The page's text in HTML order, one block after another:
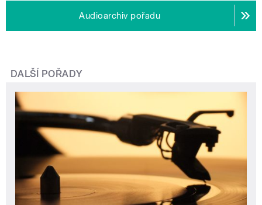
Audioarchiv pořadu
DALŠÍ POŘADY